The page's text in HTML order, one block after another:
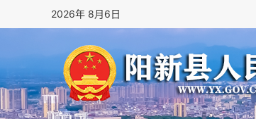
2026年 8月6日